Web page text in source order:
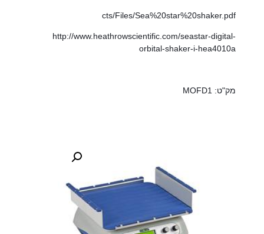
cts/Files/
http://www.heathrowscientific.com/seastar-
orbital-shaker-i-